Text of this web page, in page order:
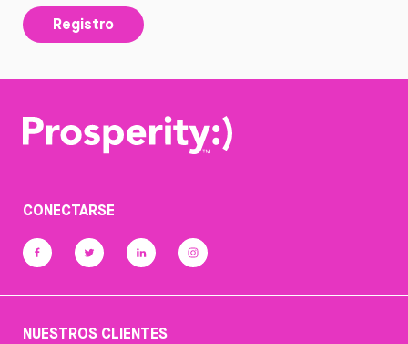
Registro
CONECTARSE
NUESTROS CLIENTES